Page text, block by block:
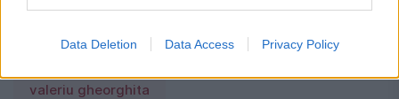
Data Deletion Data Access Privacy Policy
soc anafilactic
valeriu gheorghita